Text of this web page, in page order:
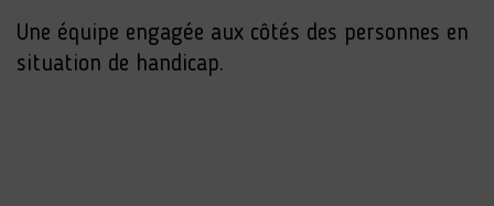
Une équipe engagée aux côtés des personnes en
situation de handicap.